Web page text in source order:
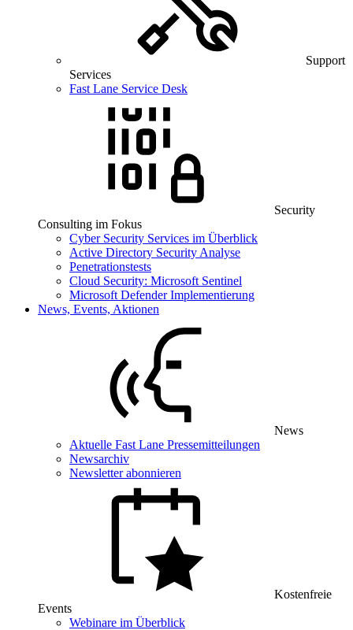
Support
Services
Fast Lane Service Desk
Security
Consulting im Fokus
Cyber Security Services im Überblick
Active Directory Security Analyse
Penetrationstests
Cloud Security: Microsoft Sentinel
Microsoft Defender Implementierung
News, Events, Aktionen
News
Aktuelle Fast Lane Pressemitteilungen
Newsarchiv
Newsletter abonnieren
Kostenfreie
Events
Webinare im Überblick